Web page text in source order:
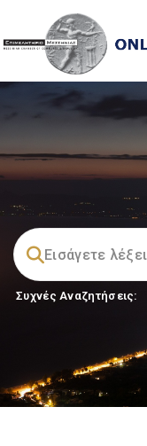
Συχνές Αναζητήσεις: